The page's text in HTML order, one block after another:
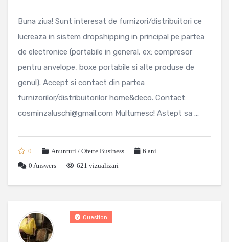
Buna ziua! Sunt interesat de furnizori/distribuitori ce
lucreaza in sistem dropshipping in principal pe partea
de electronice (portabile in general, ex: compresor
pentru anvelope, boxe portabile si alte produse de
genul). Accept si contact din partea
furnizorilor/distribuitorilor home&deco. Contact:
cosminzaluschi@gmail.com Multumesc! Astept sa ...
0 Anunturi / Oferte Business
6 ani
0 Answers 621 vizualizari
Question